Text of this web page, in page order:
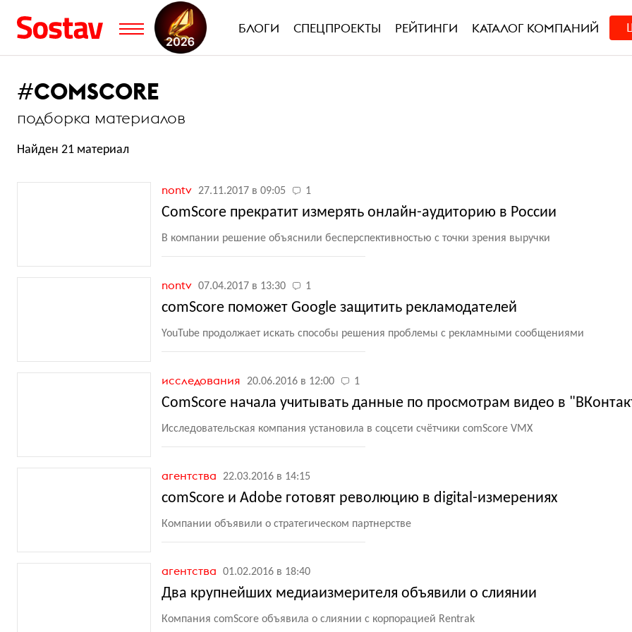
БЛОГИ СПЕЦПРОЕКТЫ РЕЙТИНГИ КАТАЛОГ КОМПАНИЙ
#COMSCORE
подборка материалов
Найден 21 материал
nontv 27.11.2017 в 09:05 1
СomScore прекратит измерять онлайн-аудиторию в России
В компании решение объяснили бесперспективностью с точки зрения выручки
nontv 07.04.2017 в 13:30 1
comScore поможет Google защитить рекламодателей
YouTube продолжает искать способы решения проблемы с рекламными сообщениями
исследования 20.06.2016 в 12:00 1
ComScore начала учитывать данные по просмотрам видео в
Исследовательская компания установила в соцсети счётчики comScore VMX
агентства 22.03.2016 в 14:15
comScore и Adobe готовят революцию в digital-измерениях
Компании объявили о стратегическом партнерстве
агентства 01.02.2016 в 18:40
Два крупнейших медиаизмерителя объявили о слиянии
Компания comScore объявила о слиянии с корпорацией Rentrak